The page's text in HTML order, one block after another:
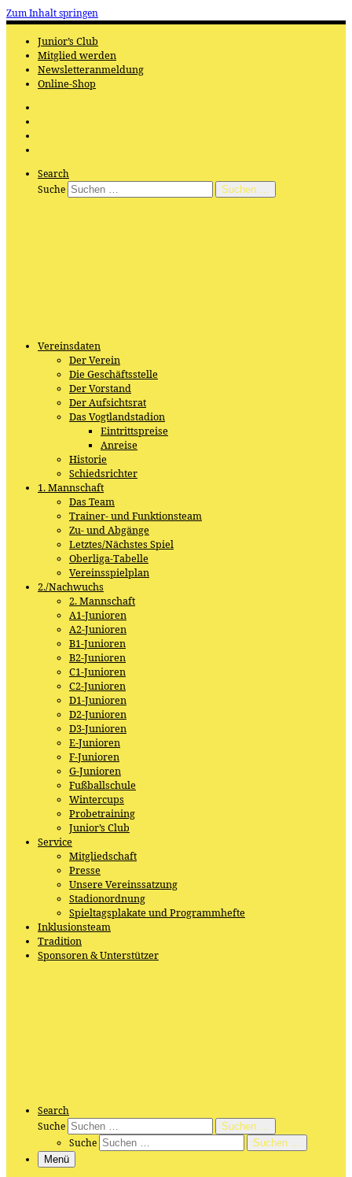
Zum Inhalt springen
Junior’s Club
Mitglied werden
Newsletteranmeldung
Online-Shop
Search
Suche
Suchen …
Vereinsdaten
Der Verein
Die Geschäftsstelle
Der Vorstand
Der Aufsichtsrat
Das Vogtlandstadion
Eintrittspreise
Anreise
Historie
Schiedsrichter
1. Mannschaft
Das Team
Trainer- und Funktionsteam
Zu- und Abgänge
Letztes/Nächstes Spiel
Oberliga-Tabelle
Vereinsspielplan
2./Nachwuchs
2. Mannschaft
A1-Junioren
A2-Junioren
B1-Junioren
B2-Junioren
C1-Junioren
C2-Junioren
D1-Junioren
D2-Junioren
D3-Junioren
E-Junioren
F-Junioren
G-Junioren
Fußballschule
Wintercups
Probetraining
Junior’s Club
Service
Mitgliedschaft
Presse
Unsere Vereinssatzung
Stadionordnung
Spieltagsplakate und Programmhefte
Inklusionsteam
Tradition
Sponsoren & Unterstützer
Search
Suche
Suchen …
Suche
Suchen …
Menü